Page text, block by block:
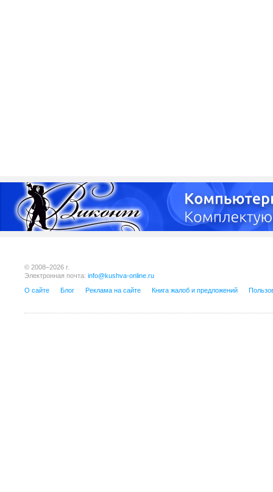
© 2008–2026 г.
Электронная почта: info@kushva-online.ru
О сайте
Блог Реклама на сайте Книга жалоб и предложений